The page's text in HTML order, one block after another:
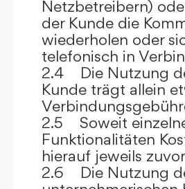
Netzbetreibern)
der Kunde die
wiederholen oder
telefonisch in
2.4 Die Nutzung
Kunde trägt allein
2.5 Soweit
Funktionalitäten
hierauf jeweils
2.6 Die Nutzung